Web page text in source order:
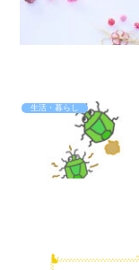
生活・暮らし